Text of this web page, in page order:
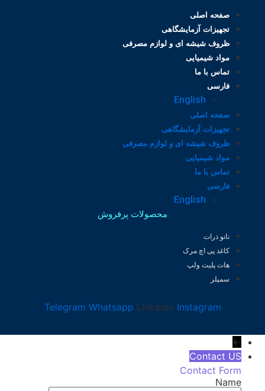
صفحه اصلی
تجهیزات آزمایشگاهی
ظروف شیشه ای و لوازم مصرفی
مواد شیمیایی
تماس با ما
فارسی
English
صفحه اصلی
تجهیزات آزمایشگاهی
ظروف شیشه ای و لوازم مصرفی
مواد شیمیایی
تماس با ما
فارسی
English
محصولات پرفروش
نانو ذرات
کاغذ پی اچ مرک
هات پلیت ولپ
سمپلر
Telegram Whatsapp Linkedin Instagram
←
Contact US
Contact Form
Name